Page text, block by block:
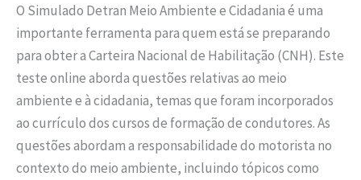
O Simulado Detran Meio Ambiente e Cidadania é uma
importante ferramenta para quem está se preparando
para obter a Carteira Nacional de Habilitação (CNH). Este
teste online aborda questões relativas ao meio
ambiente e à cidadania, temas que foram incorporados
ao currículo dos cursos de formação de condutores. As
questões abordam a responsabilidade do motorista no
contexto do meio ambiente, incluindo tópicos como